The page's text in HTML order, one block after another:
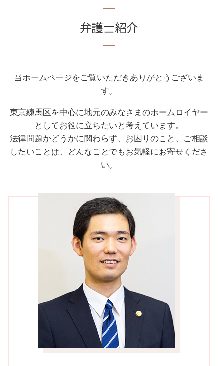
弁護士紹介
当ホームページをご覧いただきありがとうございま
す。
東京練馬区を中心に地元のみなさまのホームロイヤー
としてお役に立ちたいと考えています。
法律問題かどうかに関わらず、お困りのこと、ご相談
したいことは、どんなことでもお気軽にお寄せくださ
い。